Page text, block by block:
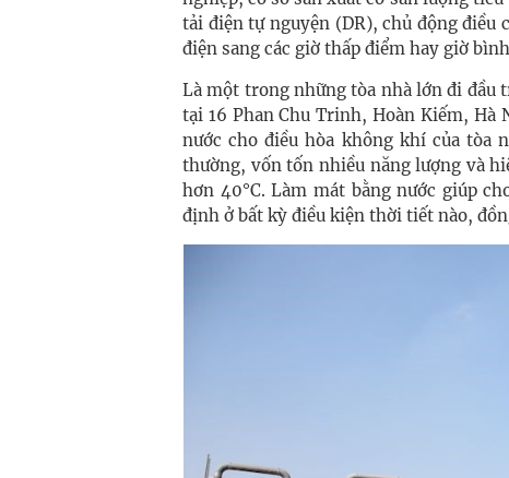
tải điện tự nguyện (DR), chủ động điều
điện sang các giờ thấp điểm hay giờ
Là một trong những tòa nhà lớn đi đầu
tại 16 Phan Chu Trinh, Hoàn Kiếm,
nước cho điều hòa không khí của tòa
thường, vốn tốn nhiều năng lượng và
hơn 40°C. Làm mát bằng nước giúp
định ở bất kỳ điều kiện thời tiết nào,